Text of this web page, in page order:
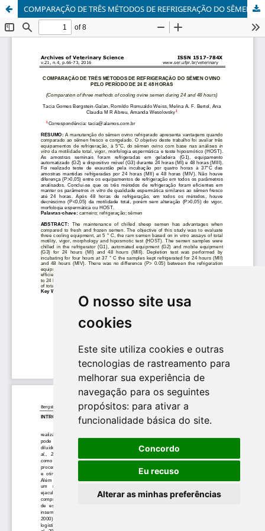
O nosso site usa
cookies
Este site utiliza cookies e outras
tecnologias de rastreamento para
melhorar sua experiência de
navegação para os seguintes
propósitos: para ativar a
funcionalidade básica do site.
Concordo
Eu recuso
Alterar as minhas preferências
COMPARAÇÃO DE TRÊS MÉTODOS DE REFRIGERAÇÃO DO SÊMEN OVINO PELO PERÍODO DE 24 E 48 HORAS.